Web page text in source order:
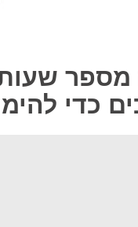
מספר
כדי